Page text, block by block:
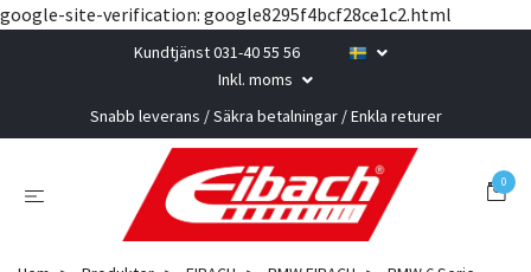
google-site-verification: google8295f4bcf28ce1c2.html
Kundtjänst 031-40 55 56
Inkl. moms
Snabb leverans / Säkra betalningar / Enkla returer
0